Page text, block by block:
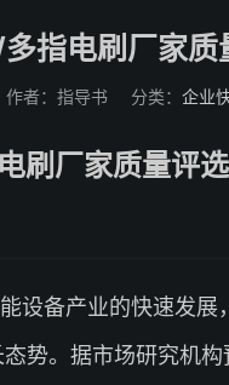
指电刷厂家质
作者：指导书 分类： 企业
厂家质量评选
设备产业的快速发
势。据市场研究机